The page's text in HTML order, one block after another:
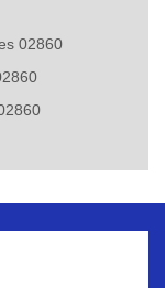
02860